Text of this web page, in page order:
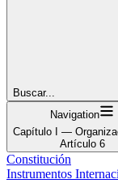
Buscar...
Navigation
Capítulo I —
Artículo 6
Constitución
Instrumentos